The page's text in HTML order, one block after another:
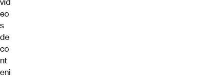
víd
eo
s
de
co
nt
eni